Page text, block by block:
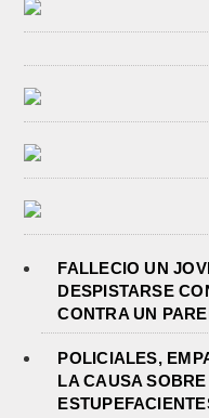
FALLECIO UN
DESPISTARSE
CONTRA UN
POLICIALES,
LA CAUSA